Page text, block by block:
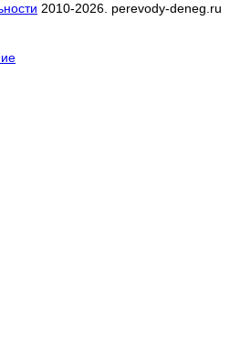
2010-2026. perevody-deneg.ru